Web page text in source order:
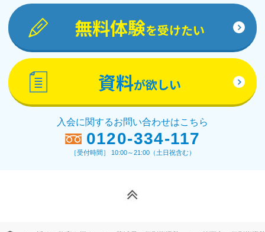
無料体験を受けたい
資料が欲しい
入会に関するお問い合わせはこちら
0120-334-117
［受付時間］ 10:00～21:00（土日祝含む）